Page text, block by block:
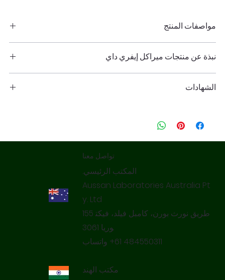
مواصفات المنتج
نبذة عن منتجات ميراكل إيفري داي
المضادة للميكروبات، فعالة ضد جميع البكتيريا والفطريات وبعض
الرئيسية وتعطيل عمل البروتين مما يؤثر سلبًا على الكائنات الخلوية
وغير الخلوية مثل البكتيريا والفطريات والعفن والفيروسات.
منتجات Miracle Everyday هي منتج فريد من نوعه مصنوع
باستخدام البيوفلافونويد المخصب بحمض الأوكتانويك.
الشهادات
مدة صلاحية الأطعمة.
معتمد من ICAR وNRCG: تم اختباره خاليًا من البقايا الكيميائية.
معتمد من NASAA عضويًا: 3502M
المكونات المعتمدة من إدارة الغذاء والدواء
معتمد خالي من بقايا المبيدات الحشرية
Aussan Laboratories Australia Pt
y. Ltd‌​
155‌‌ طريق نورث بورن، كامبل فيلد، فيكت
واتساب ‌‌‎+61 484550311